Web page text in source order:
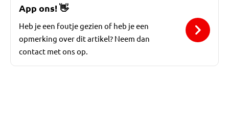
App ons!👋
Heb je een foutje gezien of heb je een
opmerking over dit artikel? Neem dan
contact met ons op.